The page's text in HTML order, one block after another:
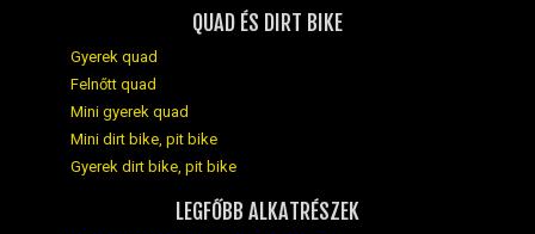
QUAD ÉS DIRT BIKE
Gyerek quad
Felnőtt quad
Mini gyerek quad
Mini dirt bike, pit bike
Gyerek dirt bike, pit bike
LEGFŐBB ALKATRÉSZEK